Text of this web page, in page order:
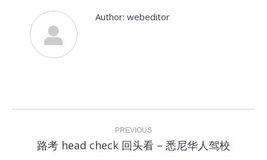
Author: webeditor
navigation
PREVIOUS
Previous
post:
路考 head check 回头看 – 悉尼华人驾校